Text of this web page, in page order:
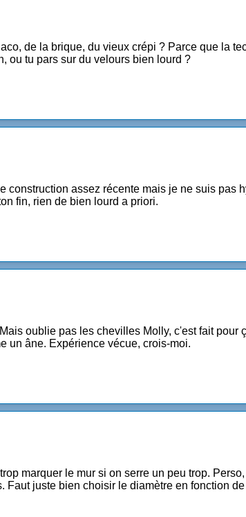
de la brique, du vieux crépi ? Parce que la
ou tu pars sur du velours bien lourd ?
assez récente mais je ne suis pas
fin, rien de bien lourd a priori.
oublie pas les chevilles Molly, c'est fait pour
un âne. Expérience vécue, crois-moi.
marquer le mur si on serre un peu trop.
juste bien choisir le diamètre en fonction